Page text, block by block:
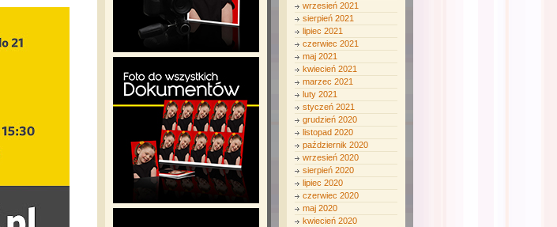
wrzesień 2021
sierpień 2021
lipiec 2021
czerwiec 2021
maj 2021
kwiecień 2021
marzec 2021
luty 2021
styczeń 2021
grudzień 2020
listopad 2020
październik 2020
wrzesień 2020
sierpień 2020
lipiec 2020
czerwiec 2020
maj 2020
kwiecień 2020